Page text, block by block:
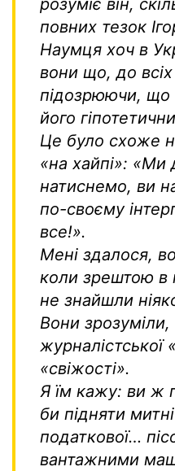
повних тезок
Наумця хоч в
вони що, до
підозрюючи, що
його
Це було схоже
«на хайпі»: «Ми
натиснемо, ви
по-своєму
все!».
Мені здалося,
коли зрештою в
не знайшли
Вони
журналістської
«свіжості».
Я їм кажу: ви ж
би підняти
податкової…
вантажними